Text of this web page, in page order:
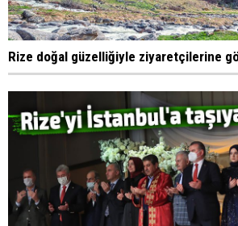
Rize doğal güzelliğiyle ziyaretçilerine